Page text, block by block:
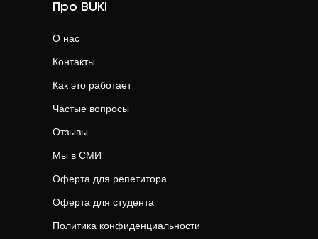
Про BUKI
О нас
Контакты
Как это работает
Частые вопросы
Отзывы
Мы в СМИ
Оферта для репетитора
Оферта для студента
Политика конфиденциальности